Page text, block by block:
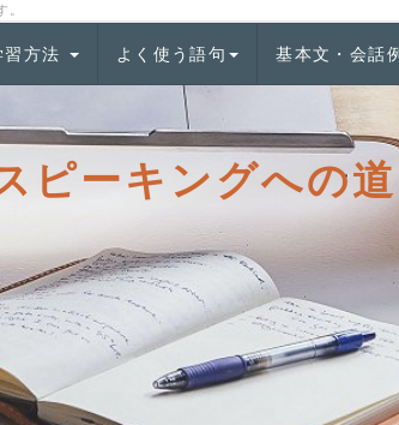
。
習方法 よく使う語句 基本文・会話
ーキングへの道